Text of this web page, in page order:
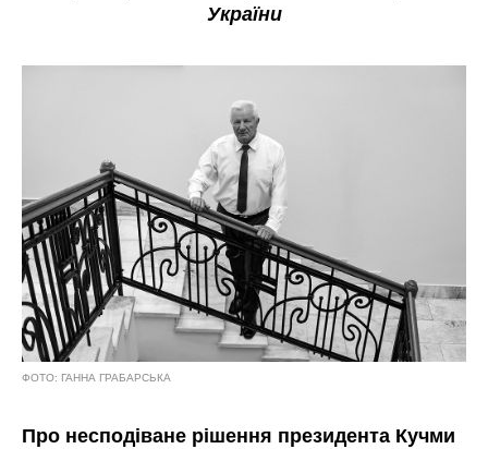
України
ФОТО: ГАННА ГРАБАРСЬКА
Про несподіване рішення президента Кучми